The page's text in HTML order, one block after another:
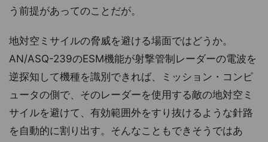
う前提があってのことだが。
地対空ミサイルの脅威を避ける場面ではどうか。
AN/ASQ-239のESM機能が射撃管制レーダーの電波を
逆探知して機種を識別できれば、ミッション・コンピ
ュータの側で、そのレーダーを使用する敵の地対空ミ
サイルを避けて、有効範囲外をすり抜けるような針路
を自動的に割り出す。そんなこともできそうではあ